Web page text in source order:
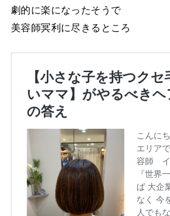
劇的に楽になったそうで
美容師冥利に尽きるところ